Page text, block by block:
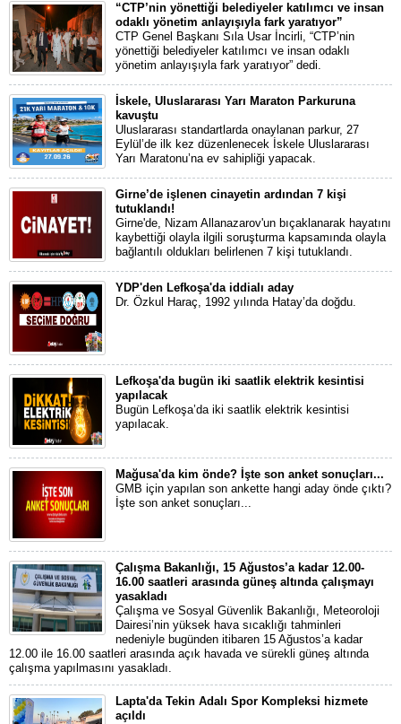
“CTP’nin yönettiği belediyeler katılımcı ve insan
odaklı yönetim anlayışıyla fark yaratıyor”
CTP Genel Başkanı Sıla Usar İncirli, “CTP’nin
yönettiği belediyeler katılımcı ve insan odaklı
yönetim anlayışıyla fark yaratıyor” dedi.
İskele, Uluslararası Yarı Maraton Parkuruna
kavuştu
Uluslararası standartlarda onaylanan parkur, 27
Eylül’de ilk kez düzenlenecek İskele Uluslararası
Yarı Maratonu’na ev sahipliği yapacak.
Girne’de işlenen cinayetin ardından 7 kişi
tutuklandı!
Girne'de, Nizam Allanazarov'un bıçaklanarak hayatını
kaybettiği olayla ilgili soruşturma kapsamında olayla
bağlantılı oldukları belirlenen 7 kişi tutuklandı.
YDP'den Lefkoşa'da iddialı aday
Dr. Özkul Haraç, 1992 yılında Hatay’da doğdu.
Lefkoşa'da bugün iki saatlik elektrik kesintisi
yapılacak
Bugün Lefkoşa’da iki saatlik elektrik kesintisi
yapılacak.
Mağusa'da kim önde? İşte son anket sonuçları...
GMB için yapılan son ankette hangi aday önde çıktı?
İşte son anket sonuçları...
Çalışma Bakanlığı, 15 Ağustos’a kadar 12.00-
16.00 saatleri arasında güneş altında çalışmayı
yasakladı
Çalışma ve Sosyal Güvenlik Bakanlığı, Meteoroloji
Dairesi’nin yüksek hava sıcaklığı tahminleri
nedeniyle bugünden itibaren 15 Ağustos’a kadar
12.00 ile 16.00 saatleri arasında açık havada ve sürekli güneş altında
çalışma yapılmasını yasakladı.
Lapta'da Tekin Adalı Spor Kompleksi hizmete
açıldı